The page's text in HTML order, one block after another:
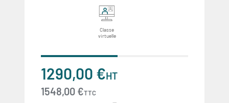
Classe
virtuelle
1290,00 €HT
1548,00 €TTC